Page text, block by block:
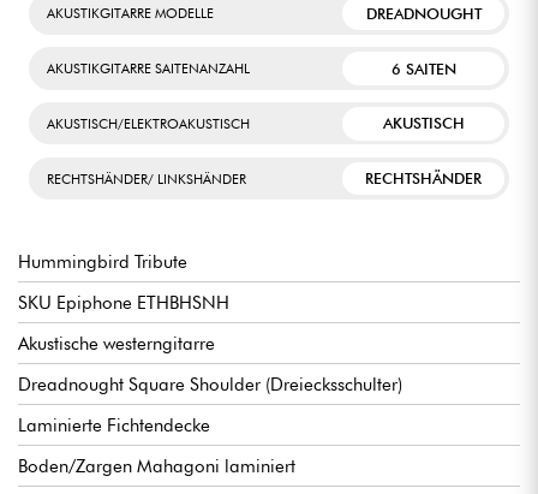
AKUSTIKGITARRE MODELLE DREADNOUGHT
AKUSTIKGITARRE SAITENANZAHL 6 SAITEN
AKUSTISCH/ELEKTROAKUSTISCH AKUSTISCH
RECHTSHÄNDER/ LINKSHÄNDER RECHTSHÄNDER
Hummingbird Tribute
SKU Epiphone ETHBHSNH
Akustische westerngitarre
Dreadnought Square Shoulder (Dreiecksschulter)
Laminierte Fichtendecke
Boden/Zargen Mahagoni laminiert